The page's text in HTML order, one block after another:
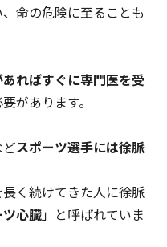
命の危険に至ることも
ればすぐに専門医を受
があります。
スポーツ選手には徐脈
く続けてきた人に徐脈
心臓」と呼ばれていま